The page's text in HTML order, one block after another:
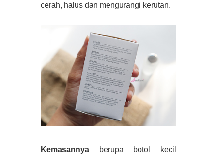
cerah, halus dan mengurangi kerutan.
Kemasannya berupa botol kecil